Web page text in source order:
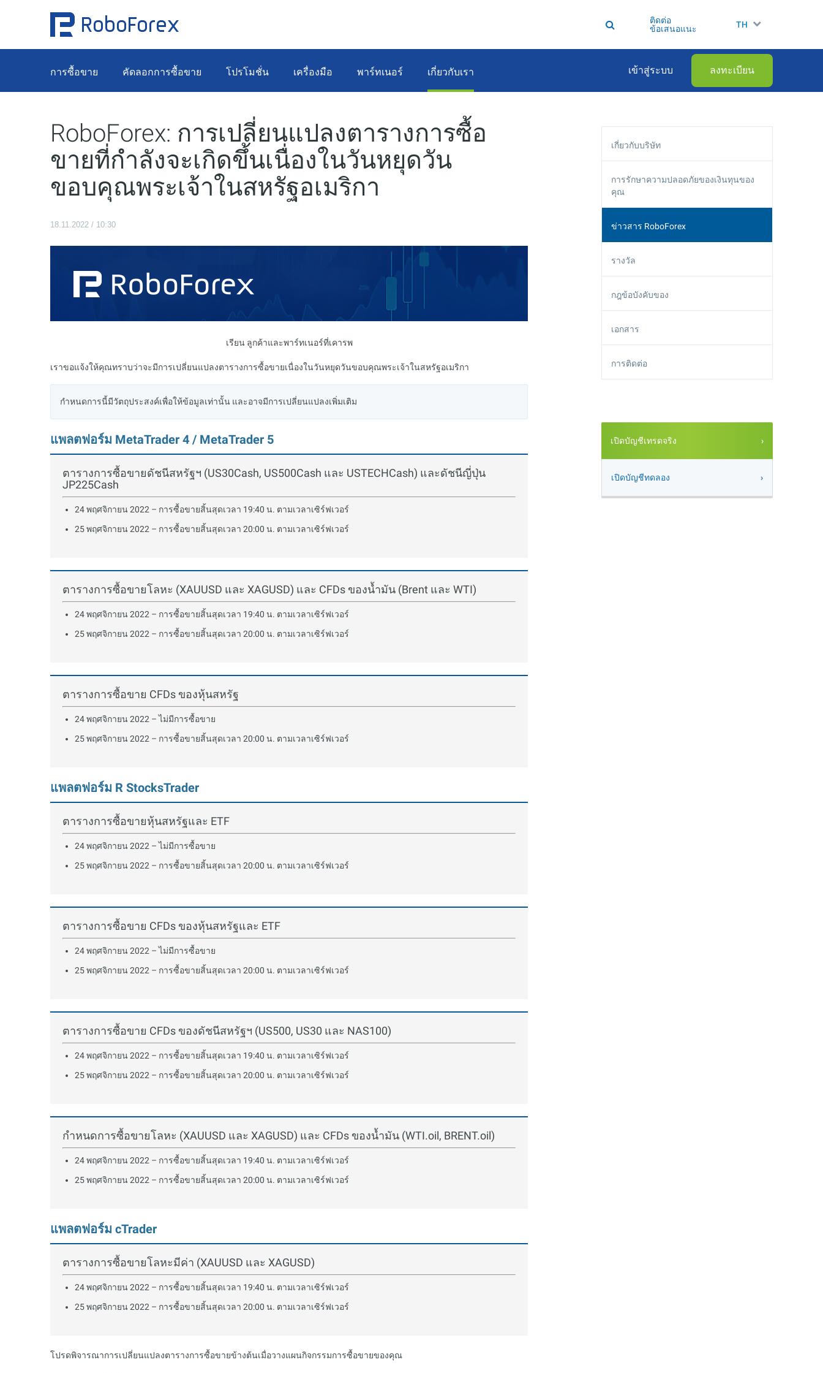
ติดต่อ
ข้อเสนอแนะ
TH
การซื้อขาย คัดลอกการซื้อขาย โปรโมชั่น เครื่องมือ พาร์ทเนอร์ เกี่ยวกับเรา เข้าสู่ระบบ ลงทะเบียน
RoboForex: การเปลี่ยนแปลงตารางการซื้อ
ขายที่กำลังจะเกิดขึ้นเนื่องในวันหยุดวัน
ขอบคุณพระเจ้าในสหรัฐอเมริกา
18.11.2022 / 10:30
เรียน ลูกค้าและพาร์ทเนอร์ที่เคารพ
เราขอแจ้งให้คุณทราบว่าจะมีการเปลี่ยนแปลงตารางการซื้อขายเนื่องในวันหยุดวันขอบคุณพระเจ้าในสหรัฐอเมริกา
กำหนดการนี้มีวัตถุประสงค์เพื่อให้ข้อมูลเท่านั้น และอาจมีการเปลี่ยนแปลงเพิ่มเติม
แพลตฟอร์ม MetaTrader 4 / MetaTrader 5
ตารางการซื้อขายดัชนีสหรัฐฯ (US30Cash, US500Cash และ USTECHCash) และดัชนีญี่ปุ่น
JP225Cash
24 พฤศจิกายน 2022 – การซื้อขายสิ้นสุดเวลา 19:40 น. ตามเวลาเซิร์ฟเวอร์
25 พฤศจิกายน 2022 – การซื้อขายสิ้นสุดเวลา 20:00 น. ตามเวลาเซิร์ฟเวอร์
ตารางการซื้อขายโลหะ (XAUUSD และ XAGUSD) และ CFDs ของน้ำมัน (Brent และ WTI)
24 พฤศจิกายน 2022 – การซื้อขายสิ้นสุดเวลา 19:40 น. ตามเวลาเซิร์ฟเวอร์
25 พฤศจิกายน 2022 – การซื้อขายสิ้นสุดเวลา 20:00 น. ตามเวลาเซิร์ฟเวอร์
ตารางการซื้อขาย CFDs ของหุ้นสหรัฐ
24 พฤศจิกายน 2022 – ไม่มีการซื้อขาย
25 พฤศจิกายน 2022 – การซื้อขายสิ้นสุดเวลา 20:00 น. ตามเวลาเซิร์ฟเวอร์
แพลตฟอร์ม R StocksTrader
ตารางการซื้อขายหุ้นสหรัฐและ ETF
24 พฤศจิกายน 2022 – ไม่มีการซื้อขาย
25 พฤศจิกายน 2022 – การซื้อขายสิ้นสุดเวลา 20:00 น. ตามเวลาเซิร์ฟเวอร์
ตารางการซื้อขาย CFDs ของหุ้นสหรัฐและ ETF
24 พฤศจิกายน 2022 – ไม่มีการซื้อขาย
25 พฤศจิกายน 2022 – การซื้อขายสิ้นสุดเวลา 20:00 น. ตามเวลาเซิร์ฟเวอร์
ตารางการซื้อขาย CFDs ของดัชนีสหรัฐฯ (US500, US30 และ NAS100)
24 พฤศจิกายน 2022 – การซื้อขายสิ้นสุดเวลา 19:40 น. ตามเวลาเซิร์ฟเวอร์
25 พฤศจิกายน 2022 – การซื้อขายสิ้นสุดเวลา 20:00 น. ตามเวลาเซิร์ฟเวอร์
กำหนดการซื้อขายโลหะ (XAUUSD และ XAGUSD) และ CFDs ของน้ำมัน (WTI.oil, BRENT.oil)
24 พฤศจิกายน 2022 – การซื้อขายสิ้นสุดเวลา 19:40 น. ตามเวลาเซิร์ฟเวอร์
25 พฤศจิกายน 2022 – การซื้อขายสิ้นสุดเวลา 20:00 น. ตามเวลาเซิร์ฟเวอร์
แพลตฟอร์ม cTrader
ตารางการซื้อขายโลหะมีค่า (XAUUSD และ XAGUSD)
24 พฤศจิกายน 2022 – การซื้อขายสิ้นสุดเวลา 19:40 น. ตามเวลาเซิร์ฟเวอร์
25 พฤศจิกายน 2022 – การซื้อขายสิ้นสุดเวลา 20:00 น. ตามเวลาเซิร์ฟเวอร์
โปรดพิจารณาการเปลี่ยนแปลงตารางการซื้อขายข้างต้นเมื่อวางแผนกิจกรรมการซื้อขายของคุณ
เกี่ยวกับบริษัท
การรักษาความปลอดภัยของเงินทุนของ
คุณ
ข่าวสาร RoboForex
รางวัล
กฎข้อบังคับของ
เอกสาร
การติดต่อ
เปิดบัญชีเทรดจริง
เปิดบัญชีทดลอง